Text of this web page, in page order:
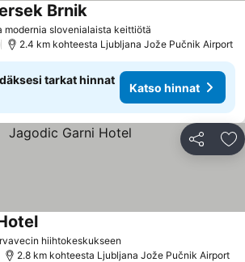
modernia slovenialaista keittiötä
BrnikKatso hinnat
2.4 km kohteesta Ljubljana Jože Pučnik Airport
tarkat hinnat
Katso hinnat
Jaa
hiihtokeskukseen
Katso hinnat
2.8 km kohteesta Ljubljana Jože Pučnik Airport